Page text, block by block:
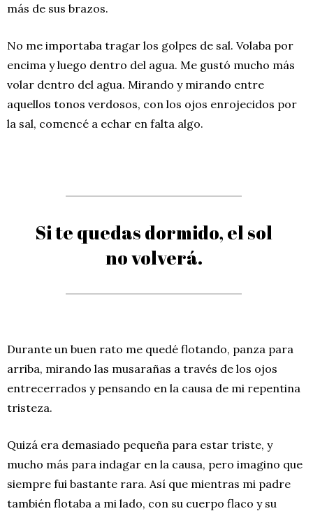
más de sus brazos.
No me importaba tragar los golpes de sal. Volaba por
encima y luego dentro del agua. Me gustó mucho más
volar dentro del agua. Mirando y mirando entre
aquellos tonos verdosos, con los ojos enrojecidos por
la sal, comencé a echar en falta algo.
Si te quedas dormido, el sol
no volverá.
Durante un buen rato me quedé flotando, panza para
arriba, mirando las musarañas a través de los ojos
entrecerrados y pensando en la causa de mi repentina
tristeza.
Quizá era demasiado pequeña para estar triste, y
mucho más para indagar en la causa, pero imagino que
siempre fui bastante rara. Así que mientras mi padre
también flotaba a mi lado, con su cuerpo flaco y su